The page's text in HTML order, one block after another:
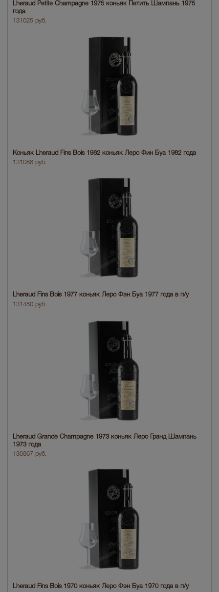
Lheraud Petite Champagne 1975 коньяк Петить Шампань 1975
года
131025 руб.
Коньяк Lheraud Fins Bois 1982 коньяк Леро Фин Буа 1982 года
131088 руб.
Lheraud Fins Bois 1977 коньяк Леро Фэн Буа 1977 года в п/у
131480 руб.
Lheraud Grande Champagne 1973 коньяк Леро Гранд Шампань
1973 года
135867 руб.
Lheraud Fins Bois 1970 коньяк Леро Фэн Буа 1970 года в п/у